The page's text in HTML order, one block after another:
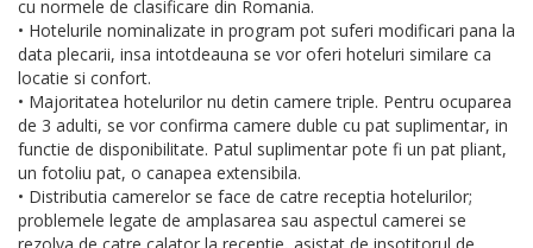
cu normele de clasificare din Romania.
• Hotelurile nominalizate in program pot suferi modificari pana la
data plecarii, insa intotdeauna se vor oferi hoteluri similare ca
locatie si confort.
• Majoritatea hotelurilor nu detin camere triple. Pentru ocuparea
de 3 adulti, se vor confirma camere duble cu pat suplimentar, in
functie de disponibilitate. Patul suplimentar pote fi un pat pliant,
un fotoliu pat, o canapea extensibila.
• Distributia camerelor se face de catre receptia hotelurilor;
problemele legate de amplasarea sau aspectul camerei se